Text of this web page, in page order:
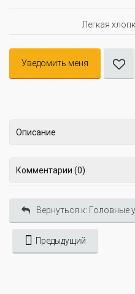
Легкая
Уведомить меня
Описание
Комментарии (0)
Вернуться к: Головные
Предыдущий